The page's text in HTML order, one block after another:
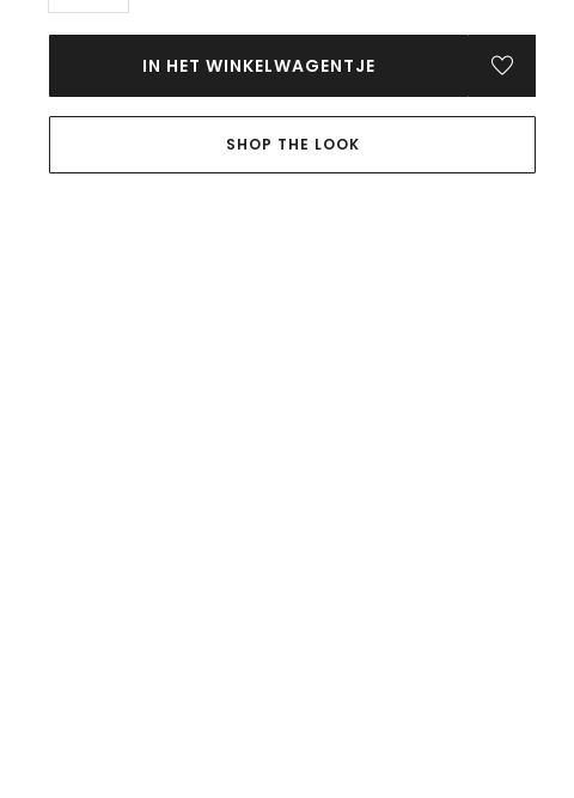
IN HET WINKELWAGENTJE
SHOP THE LOOK